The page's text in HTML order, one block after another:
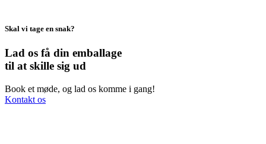
Skal vi tage en snak?
Lad os få din emballage
til at skille sig ud
Book et møde, og lad os komme i gang!
Kontakt os